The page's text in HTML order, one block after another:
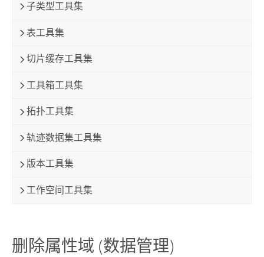
子类型工具集
表工具集
切片缓存工具集
工具箱工具集
拓扑工具集
轨迹数据集工具集
版本工具集
工作空间工具集
删除属性域 (数据管理)